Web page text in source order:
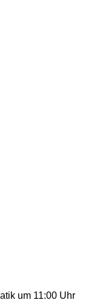
um 11:00 Uhr